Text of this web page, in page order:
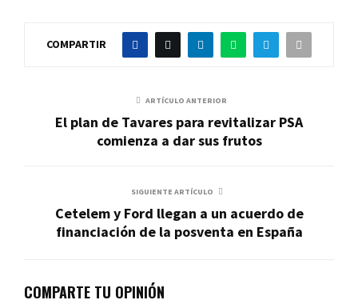
COMPARTIR
ARTÍCULO ANTERIOR
El plan de Tavares para revitalizar PSA
comienza a dar sus frutos
SIGUIENTE ARTÍCULO
Cetelem y Ford llegan a un acuerdo de
financiación de la posventa en España
COMPARTE TU OPINIÓN